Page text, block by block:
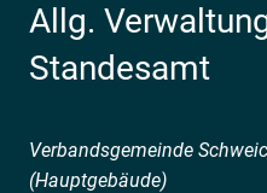
Allg.
Standesamt
Verbandsgemeinde
(Hauptgebäude)